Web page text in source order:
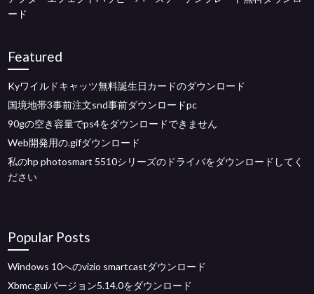
ード
Featured
Kyワイルドキャッツ無料誕生日カードのダウンロード
国境地帯3事前注文snd事前ダウンロードpc
90gの空き容量でps4をダウンロードできません
Web開発用の.gifダウンロード
私のhp photosmart 5510シリーズのドライバをダウンロードしてく
ださい
Popular Posts
Windows 10へのvizio smartcastダウンロード
Xbmc.guiバージョン5.14.0をダウンロード